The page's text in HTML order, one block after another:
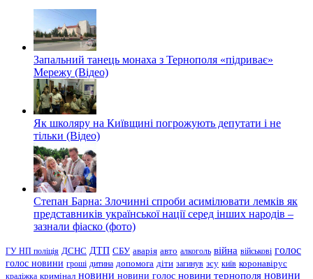
Запальний танець монаха з Тернополя «підриває»
Мережу (Відео)
Як школяру на Київщині погрожують депутати і не
тільки (Відео)
Степан Барна: Злочинні спроби асимілювати лемків як
представників української нації серед інших народів –
зазнали фіаско (фото)
ГУ НП поліція ДСНС ДТП СБУ аварія авто алкоголь війна військові голос
голос новини гроші дитина допомога діти загинув зсу київ коронавірус
крадіжка кримінал новини новини голос новини тернополя новини